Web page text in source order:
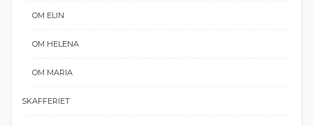
OM ELIN
OM HELENA
OM MARIA
SKAFFERIET